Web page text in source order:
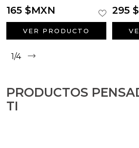
165 $MXN
VER PRODUCTO
295
1/4
PRODUCTOS
TI